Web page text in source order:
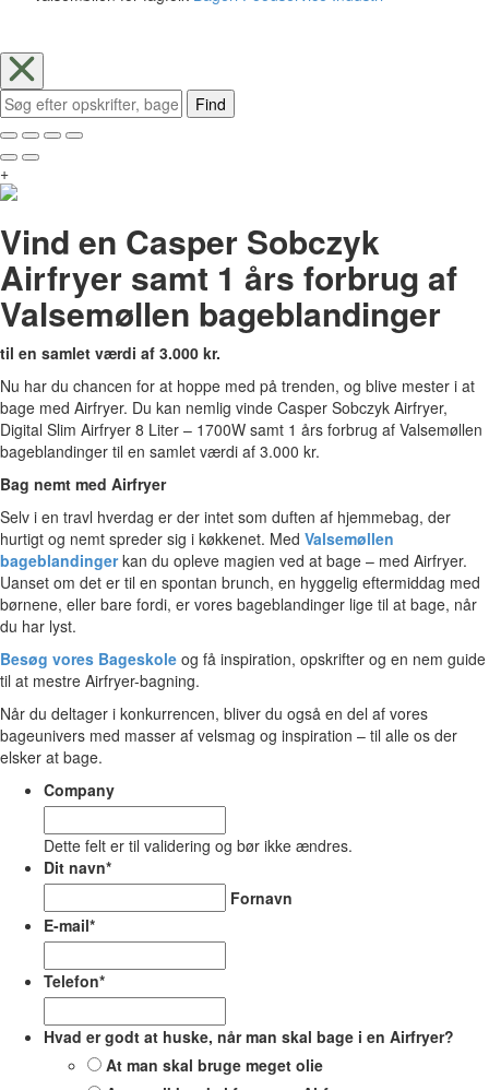
Find
+
Vind en Casper Sobczyk
Airfryer samt 1 års forbrug af
Valsemøllen bageblandinger
til en samlet værdi af 3.000 kr.
Nu har du chancen for at hoppe med på trenden, og blive mester i at
bage med Airfryer. Du kan nemlig vinde Casper Sobczyk Airfryer,
Digital Slim Airfryer 8 Liter – 1700W samt 1 års forbrug af Valsemøllen
bageblandinger til en samlet værdi af 3.000 kr.
Bag nemt med Airfryer
Selv i en travl hverdag er der intet som duften af hjemmebag, der
hurtigt og nemt spreder sig i køkkenet. Med Valsemøllen
bageblandingerkan du opleve magien ved at bage – med Airfryer.
Uanset om det er til en spontan brunch, en hyggelig eftermiddag med
børnene, eller bare fordi, er vores bageblandinger lige til at bage, når
du har lyst.
Besøg vores Bageskole og få inspiration, opskrifter og en nem guide
til at mestre Airfryer-bagning.
Når du deltager i konkurrencen, bliver du også en del af vores
bageunivers med masser af velsmag og inspiration – til alle os der
elsker at bage.
Company
Dette felt er til validering og bør ikke ændres.
Dit navn*
Fornavn
E-mail*
Telefon*
Hvad er godt at huske, når man skal bage i en Airfryer?
At man skal bruge meget olie